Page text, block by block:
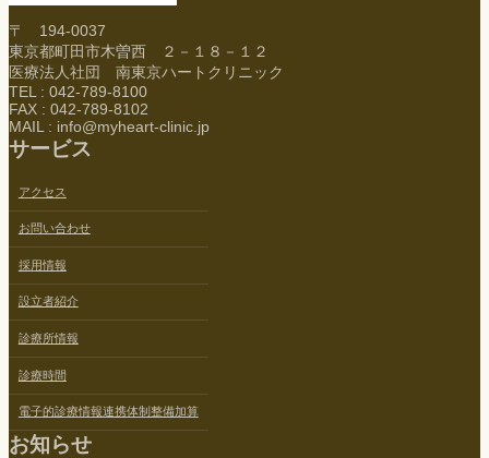
〒 194-0037
東京都町田市木曽西 ２－１８－１２
医療法人社団 南東京ハートクリニック
TEL : 042-789-8100
FAX : 042-789-8102
MAIL : info@myheart-clinic.jp
サービス
アクセス
お問い合わせ
採用情報
設立者紹介
診療所情報
診療時間
電子的診療情報連携体制整備加算
お知らせ